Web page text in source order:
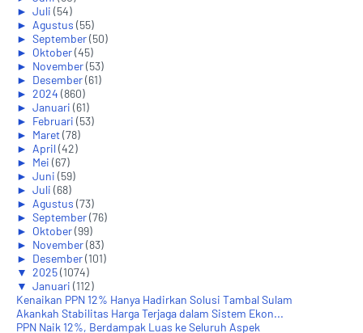
► Juli (54)
► Agustus (55)
► September(50)
► Oktober(45)
► November(53)
► Desember(61)
► 2024 (860)
► Januari (61)
► Februari (53)
► Maret(78)
► April(42)
► Mei (67)
► Juni (59)
► Juli (68)
► Agustus (73)
► September(76)
► Oktober(99)
► November(83)
► Desember(101)
▼ 2025(1074)
▼ Januari (112)
Kenaikan PPN 12% Hanya Hadirkan Solusi Tambal Sulam
Akankah Stabilitas Harga Terjaga dalam Sistem Ekon...
PPN Naik 12%, Berdampak Luas ke Seluruh Aspek